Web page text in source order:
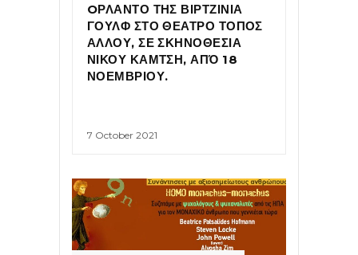
OΡΛΑΝΤΟ ΤΗΣ ΒΙΡΤΖΙΝΙΑ
ΓΟΥΛΦ ΣΤΟ ΘΕΑΤΡΟ ΤΟΠΟΣ
ΑΛΛΟΥ, ΣΕ ΣΚΗΝΟΘΕΣΙΑ
ΝΙΚΟΥ ΚΑΜΤΣΗ, ΑΠΌ 18
ΝΟΕΜΒΡΙΟΥ.
7 October 2021